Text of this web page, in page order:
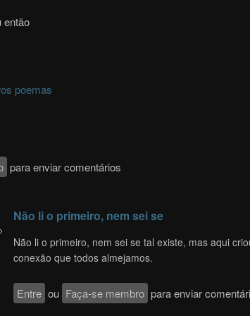
então
poemas
para enviar comentários
Não li o primeiro, nem sei se
Não li o primeiro, nem sei se tal existe, mas aqui
conexão que todos almejamos.
Entre ou Faça-se membro para enviar